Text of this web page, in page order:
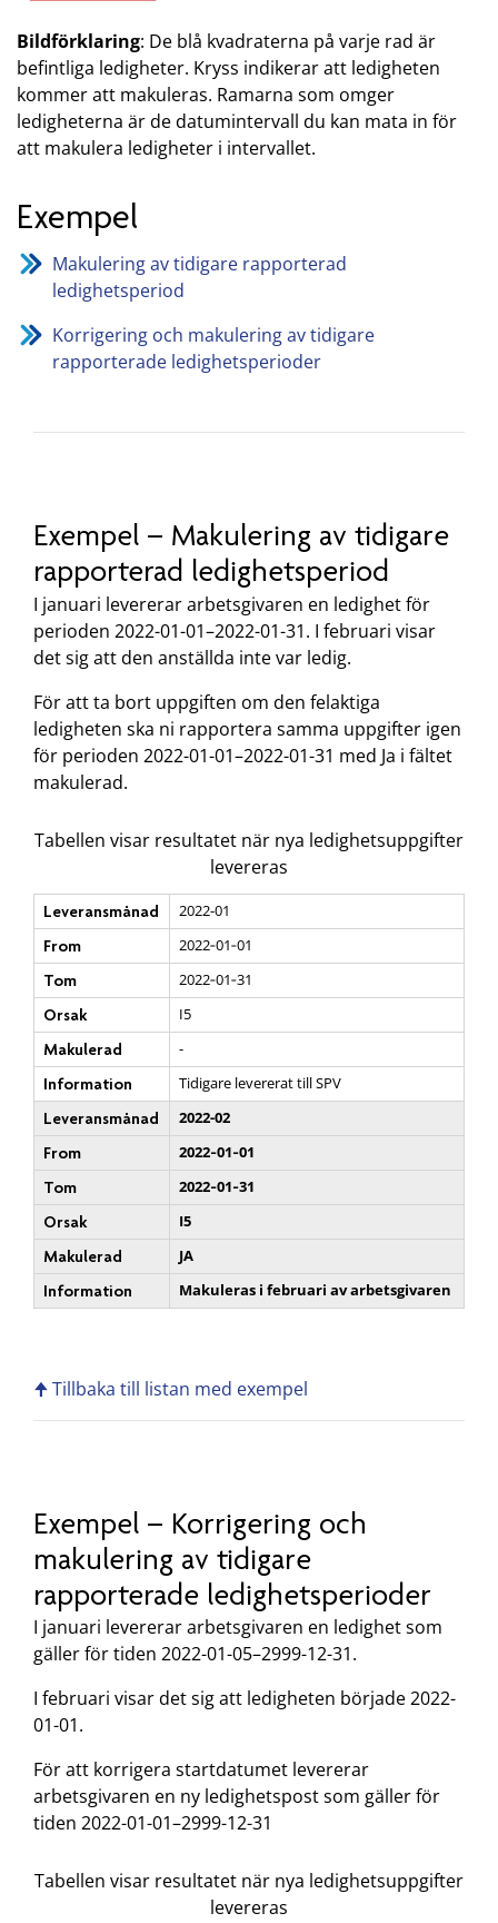
Bildförklaring: De blå kvadraterna på varje rad är
befintliga ledigheter. Kryss indikerar att ledigheten
kommer att makuleras. Ramarna som omger
ledigheterna är de datumintervall du kan mata in för
att makulera ledigheter i intervallet.
Exempel
Makulering av tidigare rapporterad
ledighetsperiod
Korrigering och makulering av tidigare
rapporterade ledighetsperioder
Exempel – Makulering av tidigare
rapporterad ledighetsperiod
I januari levererar arbetsgivaren en ledighet för
perioden 2022-01-01–2022-01-31. I februari visar
det sig att den anställda inte var ledig.
För att ta bort uppgiften om den felaktiga
ledigheten ska ni rapportera samma uppgifter igen
för perioden 2022-01-01–2022-01-31 med Ja i fältet
makulerad.
Tabellen visar resultatet när nya ledighetsuppgifter
levereras
Leveransmånad
2022-01
From
2022‑01‑01
Tom
2022‑01‑31
Orsak
I5
Makulerad
-
Information
Tidigare levererat till SPV
Leveransmånad
2022-02
From
2022‑01‑01
Tom
2022‑01‑31
Orsak
I5
Makulerad
JA
Information
Makuleras i februari av arbetsgivaren
🠉 Tillbaka till listan med exempel
Exempel – Korrigering och
makulering av tidigare
rapporterade ledighetsperioder
I januari levererar arbetsgivaren en ledighet som
gäller för tiden 2022-01-05–2999-12-31.
I februari visar det sig att ledigheten började 2022-
01-01.
För att korrigera startdatumet levererar
arbetsgivaren en ny ledighetspost som gäller för
tiden 2022-01-01–2999-12-31
Tabellen visar resultatet när nya ledighetsuppgifter
levereras